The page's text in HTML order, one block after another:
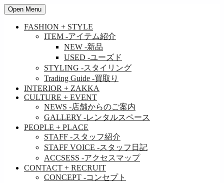
Open Menu
FASHION + STYLE
ITEM -アイテム紹介
NEW -新品
USED -ユーズド
STYLING -スタイリング
Trading Guide -買取り
INTERIOR + ZAKKA
CULTURE + EVENT
NEWS -店舗からのご案内
GALLERY -レンタルスペース
PEOPLE + PLACE
STAFF -スタッフ紹介
STAFF VOICE -スタッフ日記
ACCSESS -アクセスマップ
CONTACT + RECRUIT
CONCEPT -コンセプト